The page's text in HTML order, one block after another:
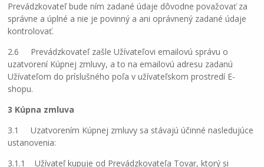
Prevádzkovateľ bude ním zadané údaje dôvodne považovať za
správne a úplné a nie je povinný a ani oprávnený zadané údaje
kontrolovať.
2.6 Prevádzkovateľ zašle Užívateľovi emailovú správu o
uzatvorení Kúpnej zmluvy, a to na emailovú adresu zadanú
Užívateľom do príslušného poľa v užívateľskom prostredí E-
shopu.
3 Kúpna zmluva
3.1 Uzatvorením Kúpnej zmluvy sa stávajú účinné nasledujúce
ustanovenia:
3.1.1 Užívateľ kupuje od Prevádzkovateľa Tovar, ktorý si